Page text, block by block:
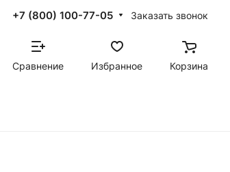
+7 (800) 100-77-05 Заказать звонок
Сравнение Избранное Корзина